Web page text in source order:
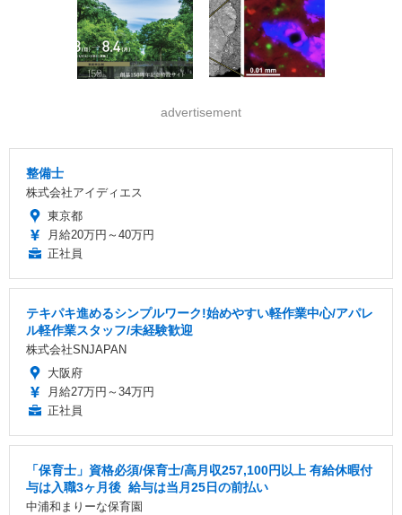
advertisement
整備士
株式会社アイディエス
東京都
月給20万円～40万円
正社員
テキパキ進めるシンプルワーク!始めやすい軽作業中心/アパレ
ル軽作業スタッフ/未経験歓迎
株式会社SNJAPAN
大阪府
月給27万円～34万円
正社員
「保育士」資格必須/保育士/️高月収257,100円以上 ️有給休暇付
与は入職3ヶ月後 ️ 給与は当月25日の前払い
中浦和まりーな保育園